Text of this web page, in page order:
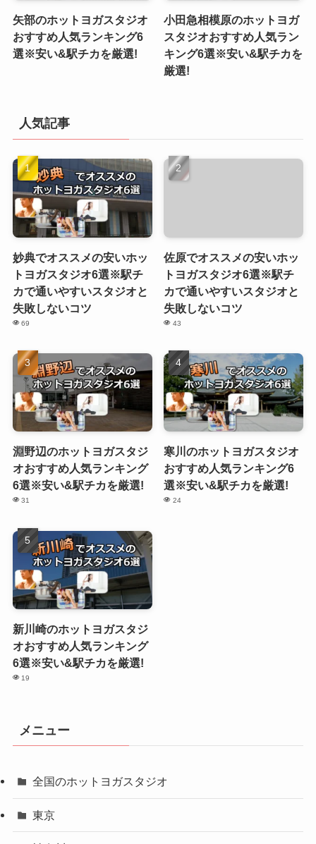
矢部のホットヨガスタジオ
おすすめ人気ランキング6
選※安い&駅チカを厳選!
小田急相模原のホットヨガ
スタジオおすすめ人気ラン
キング6選※安い&駅チカを
厳選!
人気記事
妙典でオススメの安いホッ
トヨガスタジオ6選※駅チ
カで通いやすいスタジオと
失敗しないコツ
69
佐原でオススメの安いホッ
トヨガスタジオ6選※駅チ
カで通いやすいスタジオと
失敗しないコツ
43
淵野辺のホットヨガスタジ
オおすすめ人気ランキング
6選※安い&駅チカを厳選!
31
寒川のホットヨガスタジオ
おすすめ人気ランキング6
選※安い&駅チカを厳選!
24
新川崎のホットヨガスタジ
オおすすめ人気ランキング
6選※安い&駅チカを厳選!
19
メニュー
全国のホットヨガスタジオ
東京